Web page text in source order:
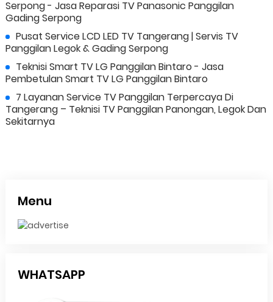
Serpong - Jasa Reparasi TV Panasonic Panggilan
Gading Serpong
Pusat Service LCD LED TV Tangerang | Servis TV
Panggilan Legok & Gading Serpong
Teknisi Smart TV LG Panggilan Bintaro - Jasa
Pembetulan Smart TV LG Panggilan Bintaro
7 Layanan Service TV Panggilan Terpercaya Di
Tangerang – Teknisi TV Panggilan Panongan, Legok Dan
Sekitarnya
Menu
WHATSAPP